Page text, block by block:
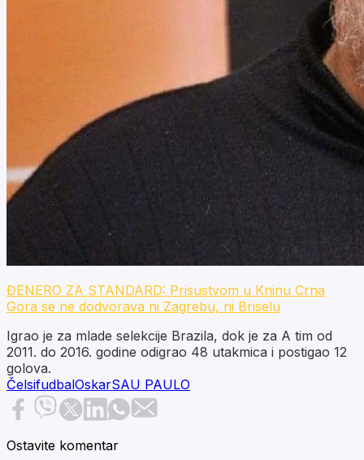
ĐENERO ZA STANDARD: Prisustvom u Kninu Crna
Gora se ne dodvorava ni Zagrebu, ni Briselu
Igrao je za mlade selekcije Brazila, dok je za A tim od
2011. do 2016. godine odigrao 48 utakmica i postigao 12
golova.
ČelsifudbalOskarSAU PAULO
Ostavite komentar